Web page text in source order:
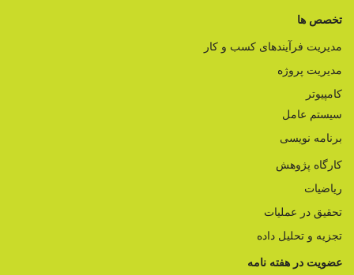
تخصص ها
مدیریت فرآیندهای کسب و کار
مدیریت پروژه
کامپیوتر
سیستم عامل
برنامه نویسی
کارگاه پژوهش
ریاضیات
تحقیق در عملیات
تجزیه و تحلیل داده
عضویت در هفته نامه